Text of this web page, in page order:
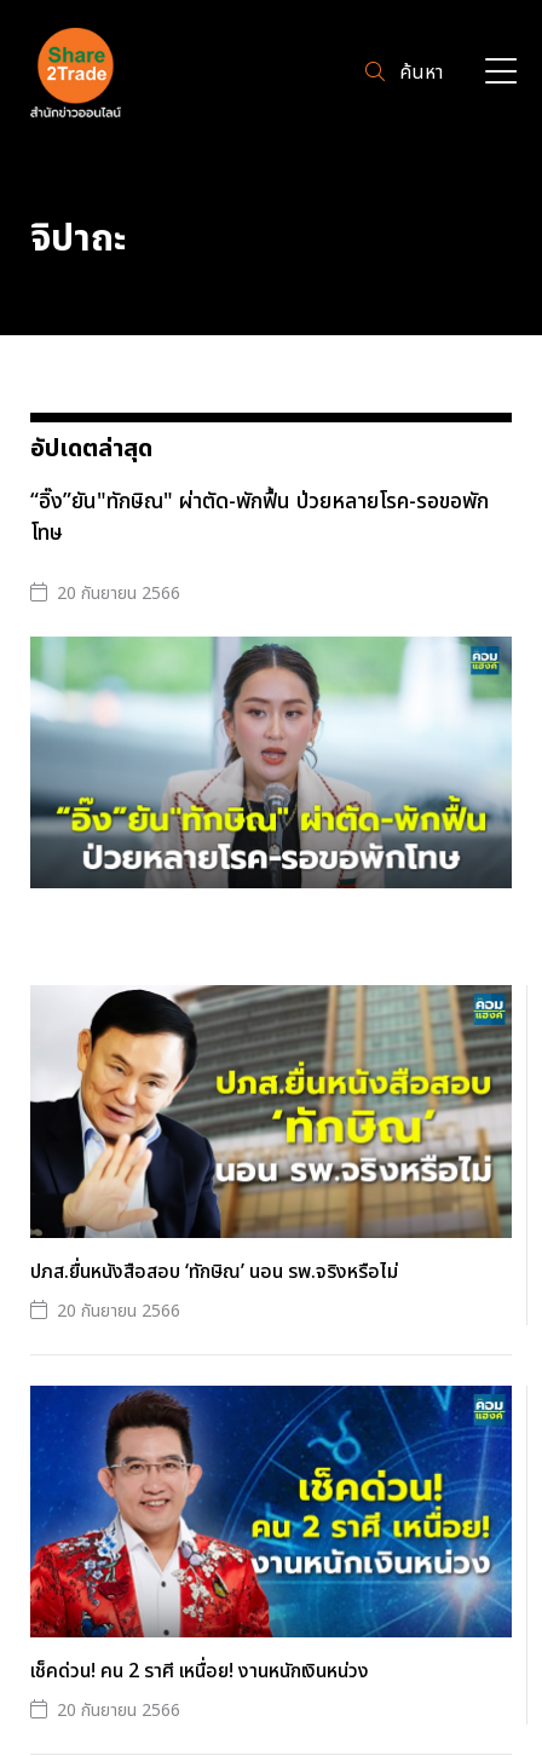
ค้นหา
จิปาถะ
อัปเดตล่าสุด
“อิ๊ง”ยัน"ทักษิณ" ผ่าตัด-พักฟื้น ป่วยหลายโรค-รอขอพัก
โทษ
20 กันยายน 2566
ปภส.ยื่นหนังสือสอบ ‘ทักษิณ’ นอน รพ.จริงหรือไม่
20 กันยายน 2566
เช็คด่วน! คน 2 ราศี เหนื่อย! งานหนักเงินหน่วง
20 กันยายน 2566